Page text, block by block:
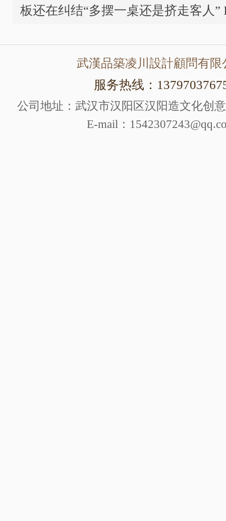
板还在纠结“多摆一桌还是挤走客人”
武漢品築凌川設計顧問有限
服务热线：
公司地址：武汉市汉阳区汉阳造文化创
E-mail：